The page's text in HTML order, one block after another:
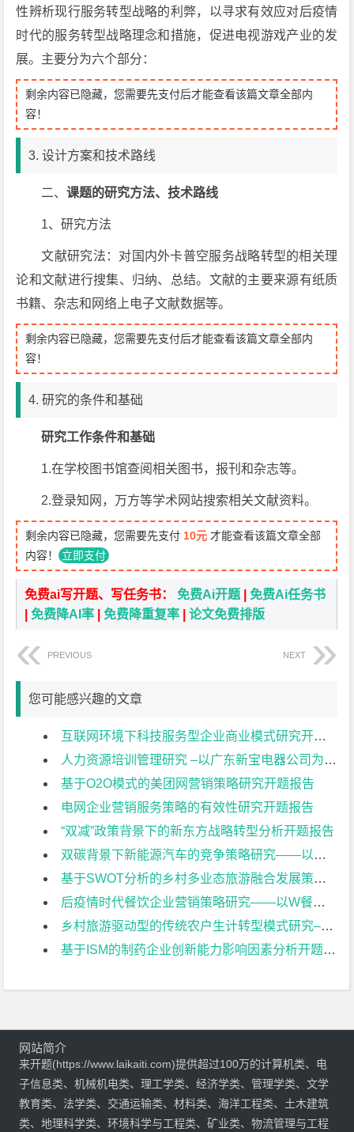
性辨析现行服务转型战略的利弊，以寻求有效应对后疫情
时代的服务转型战略理念和措施，促进电视游戏产业的发
展。主要分为六个部分：
剩余内容已隐藏，您需要先支付后才能查看该篇文章全部内
容！
3. 设计方案和技术路线
二、课题的研究方法、技术路线
1、研究方法
文献研究法：对国内外卡普空服务战略转型的相关理
论和文献进行搜集、归纳、总结。文献的主要来源有纸质
书籍、杂志和网络上电子文献数据等。
剩余内容已隐藏，您需要先支付后才能查看该篇文章全部内
容！
4. 研究的条件和基础
研究工作条件和基础
1.在学校图书馆查阅相关图书，报刊和杂志等。
2.登录知网，万方等学术网站搜索相关文献资料。
剩余内容已隐藏，您需要先支付 10元 才能查看该篇文章全部
内容！ 立即支付
免费ai写开题、写任务书：免费Ai开题 |免费Ai任务书
|免费降AI率 |免费降重复率 |论文免费排版
PREVIOUS NEXT
您可能感兴趣的文章
互联网环境下科技服务型企业商业模式研究开题报告
人力资源培训管理研究 –以广东新宝电器公司为例开题报告
基于O2O模式的美团网营销策略研究开题报告
电网企业营销服务策略的有效性研究开题报告
“双减”政策背景下的新东方战略转型分析开题报告
双碳背景下新能源汽车的竞争策略研究——以比亚迪为例开题报告
基于SWOT分析的乡村多业态旅游融合发展策略研究——以常州佳农探趣休闲生态园为例开题报告
后疫情时代餐饮企业营销策略研究——以W餐饮企业为例开题报告
乡村旅游驱动型的传统农户生计转型模式研究–以常州黄天荡村大闸蟹养开题报告
基于ISM的制药企业创新能力影响因素分析开题报告
网站简介
来开题(https://www.laikaiti.com)提供超过100万的计算机类、电
子信息类、机械机电类、理工学类、经济学类、管理学类、文学
教育类、法学类、交通运输类、材料类、海洋工程类、土木建筑
类、地理科学类、环境科学与工程类、矿业类、物流管理与工程